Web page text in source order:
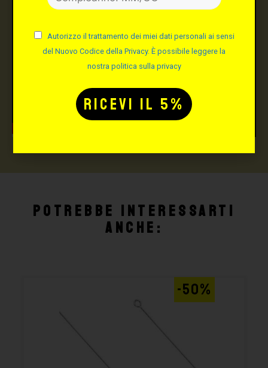
Potrebbe interessarti
anche:
-50%
Autorizzo il trattamento dei miei dati personali ai sensi
del Nuovo Codice della Privacy. È possibile leggere la
nostra politica sulla privacy